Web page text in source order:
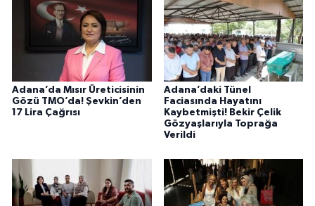
Adana’da Mısır Üreticisinin
Gözü TMO’da! Şevkin’den
17 Lira Çağrısı
Adana’daki Tünel
Faciasında Hayatını
Kaybetmişti! Bekir Çelik
Gözyaşlarıyla Toprağa
Verildi